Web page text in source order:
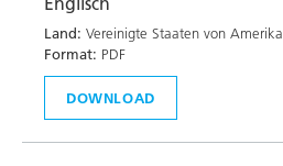
Land: Vereinigte Staaten von Amerika
Format: PDF
DOWNLOAD